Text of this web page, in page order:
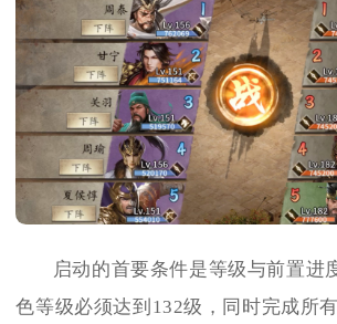
启动的首要条件是等级与前置进
色等级必须达到132级，同时完成所